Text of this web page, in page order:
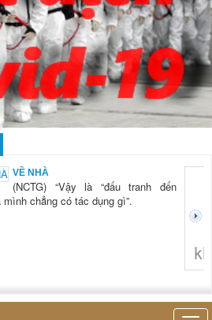
VỀ NHÀ
(NCTG) “Vậy là “đấu tranh đến
mình chẳng có tác dụng gì”.